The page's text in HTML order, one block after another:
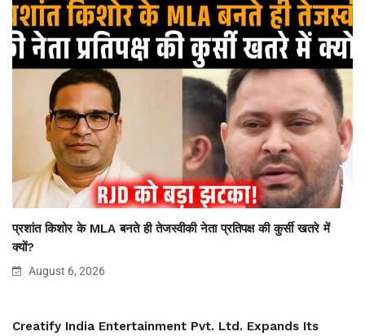
प्रशांत किशोर के MLA बनते ही तेजस्वीकी नेता प्रतिपक्ष की कुर्सी खतरे में
क्यों?
August 6, 2026
Creatify India Entertainment Pvt. Ltd. Expands Its